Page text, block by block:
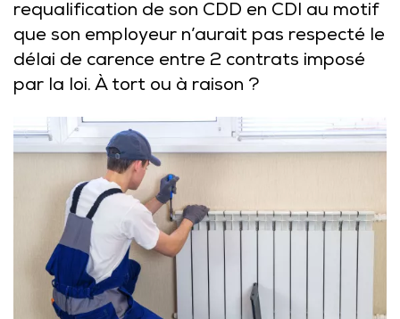
requalification de son CDD en CDI au motif
que son employeur n’aurait pas respecté le
délai de carence entre 2 contrats imposé
par la loi. À tort ou à raison ?